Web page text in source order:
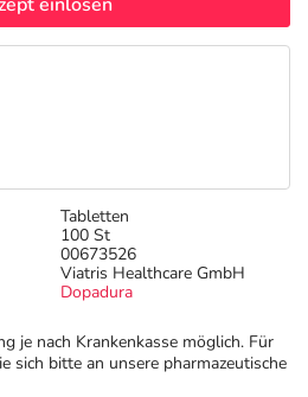
Tabletten
100 St
00673526
Viatris Healthcare GmbH
Dopadura
je nach Krankenkasse möglich. Für
sich bitte an unsere pharmazeutische